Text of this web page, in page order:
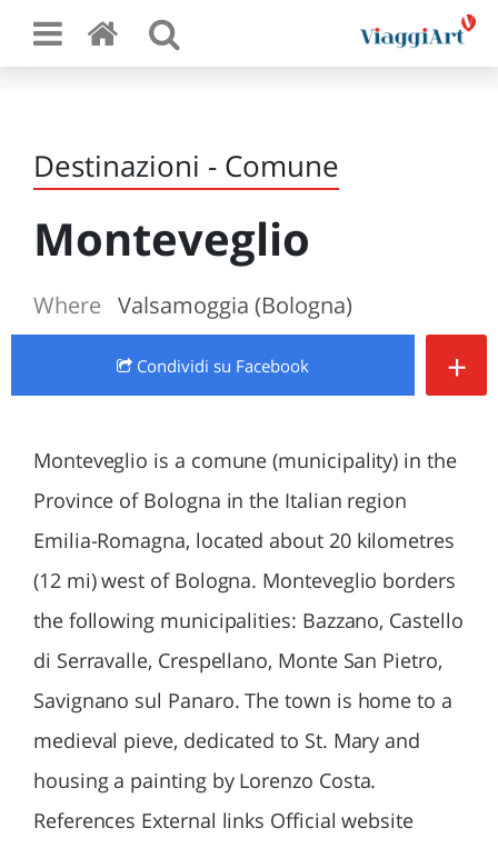
Destinazioni - Comune
Monteveglio
Where Valsamoggia (Bologna)
Condividi su Facebook +
Monteveglio is a comune (municipality) in the
Province of Bologna in the Italian region
Emilia-Romagna, located about 20 kilometres
(12 mi) west of Bologna. Monteveglio borders
the following municipalities: Bazzano, Castello
di Serravalle, Crespellano, Monte San Pietro,
Savignano sul Panaro. The town is home to a
medieval pieve, dedicated to St. Mary and
housing a painting by Lorenzo Costa.
References External links Official website